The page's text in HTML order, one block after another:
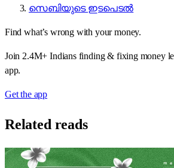
സെബിയുടെ ഇടപെടൽ
Find what’s wrong with your money.
Join 2.4M+ Indians finding & fixing money
app.
Get the app
Related reads